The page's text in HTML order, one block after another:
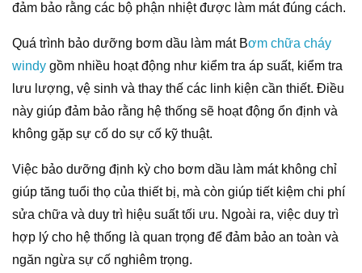
đảm bảo rằng các bộ phận nhiệt được làm mát đúng cách.
Quá trình bảo dưỡng bơm dầu làm mát Bơm chữa cháy
windy gồm nhiều hoạt động như kiểm tra áp suất, kiểm tra
lưu lượng, vệ sinh và thay thế các linh kiện cần thiết. Điều
này giúp đảm bảo rằng hệ thống sẽ hoạt động ổn định và
không gặp sự cố do sự cố kỹ thuật.
Việc bảo dưỡng định kỳ cho bơm dầu làm mát không chỉ
giúp tăng tuổi thọ của thiết bị, mà còn giúp tiết kiệm chi phí
sửa chữa và duy trì hiệu suất tối ưu. Ngoài ra, việc duy trì
hợp lý cho hệ thống là quan trọng để đảm bảo an toàn và
ngăn ngừa sự cố nghiêm trọng.